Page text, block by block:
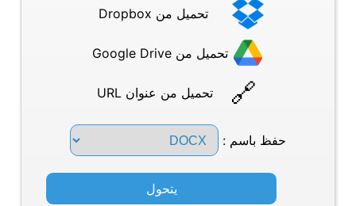
تحميل من Dropbox
تحميل من Google Drive
تحميل من عنوان URL
حفظ باسم :
يتحول